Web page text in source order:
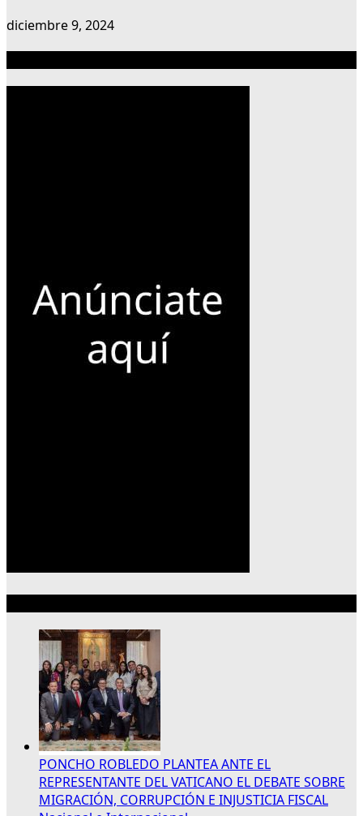
diciembre 9, 2024
PONCHO ROBLEDO PLANTEA ANTE EL
REPRESENTANTE DEL VATICANO EL DEBATE SOBRE
MIGRACIÓN, CORRUPCIÓN E INJUSTICIA FISCAL